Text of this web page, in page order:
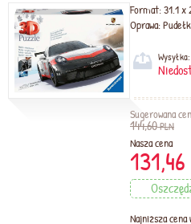
Format:31.1 x
Oprawa:
Wysyłka:
Sugerowana
144,60PLN
Nasza cena
131,46
Najniższa